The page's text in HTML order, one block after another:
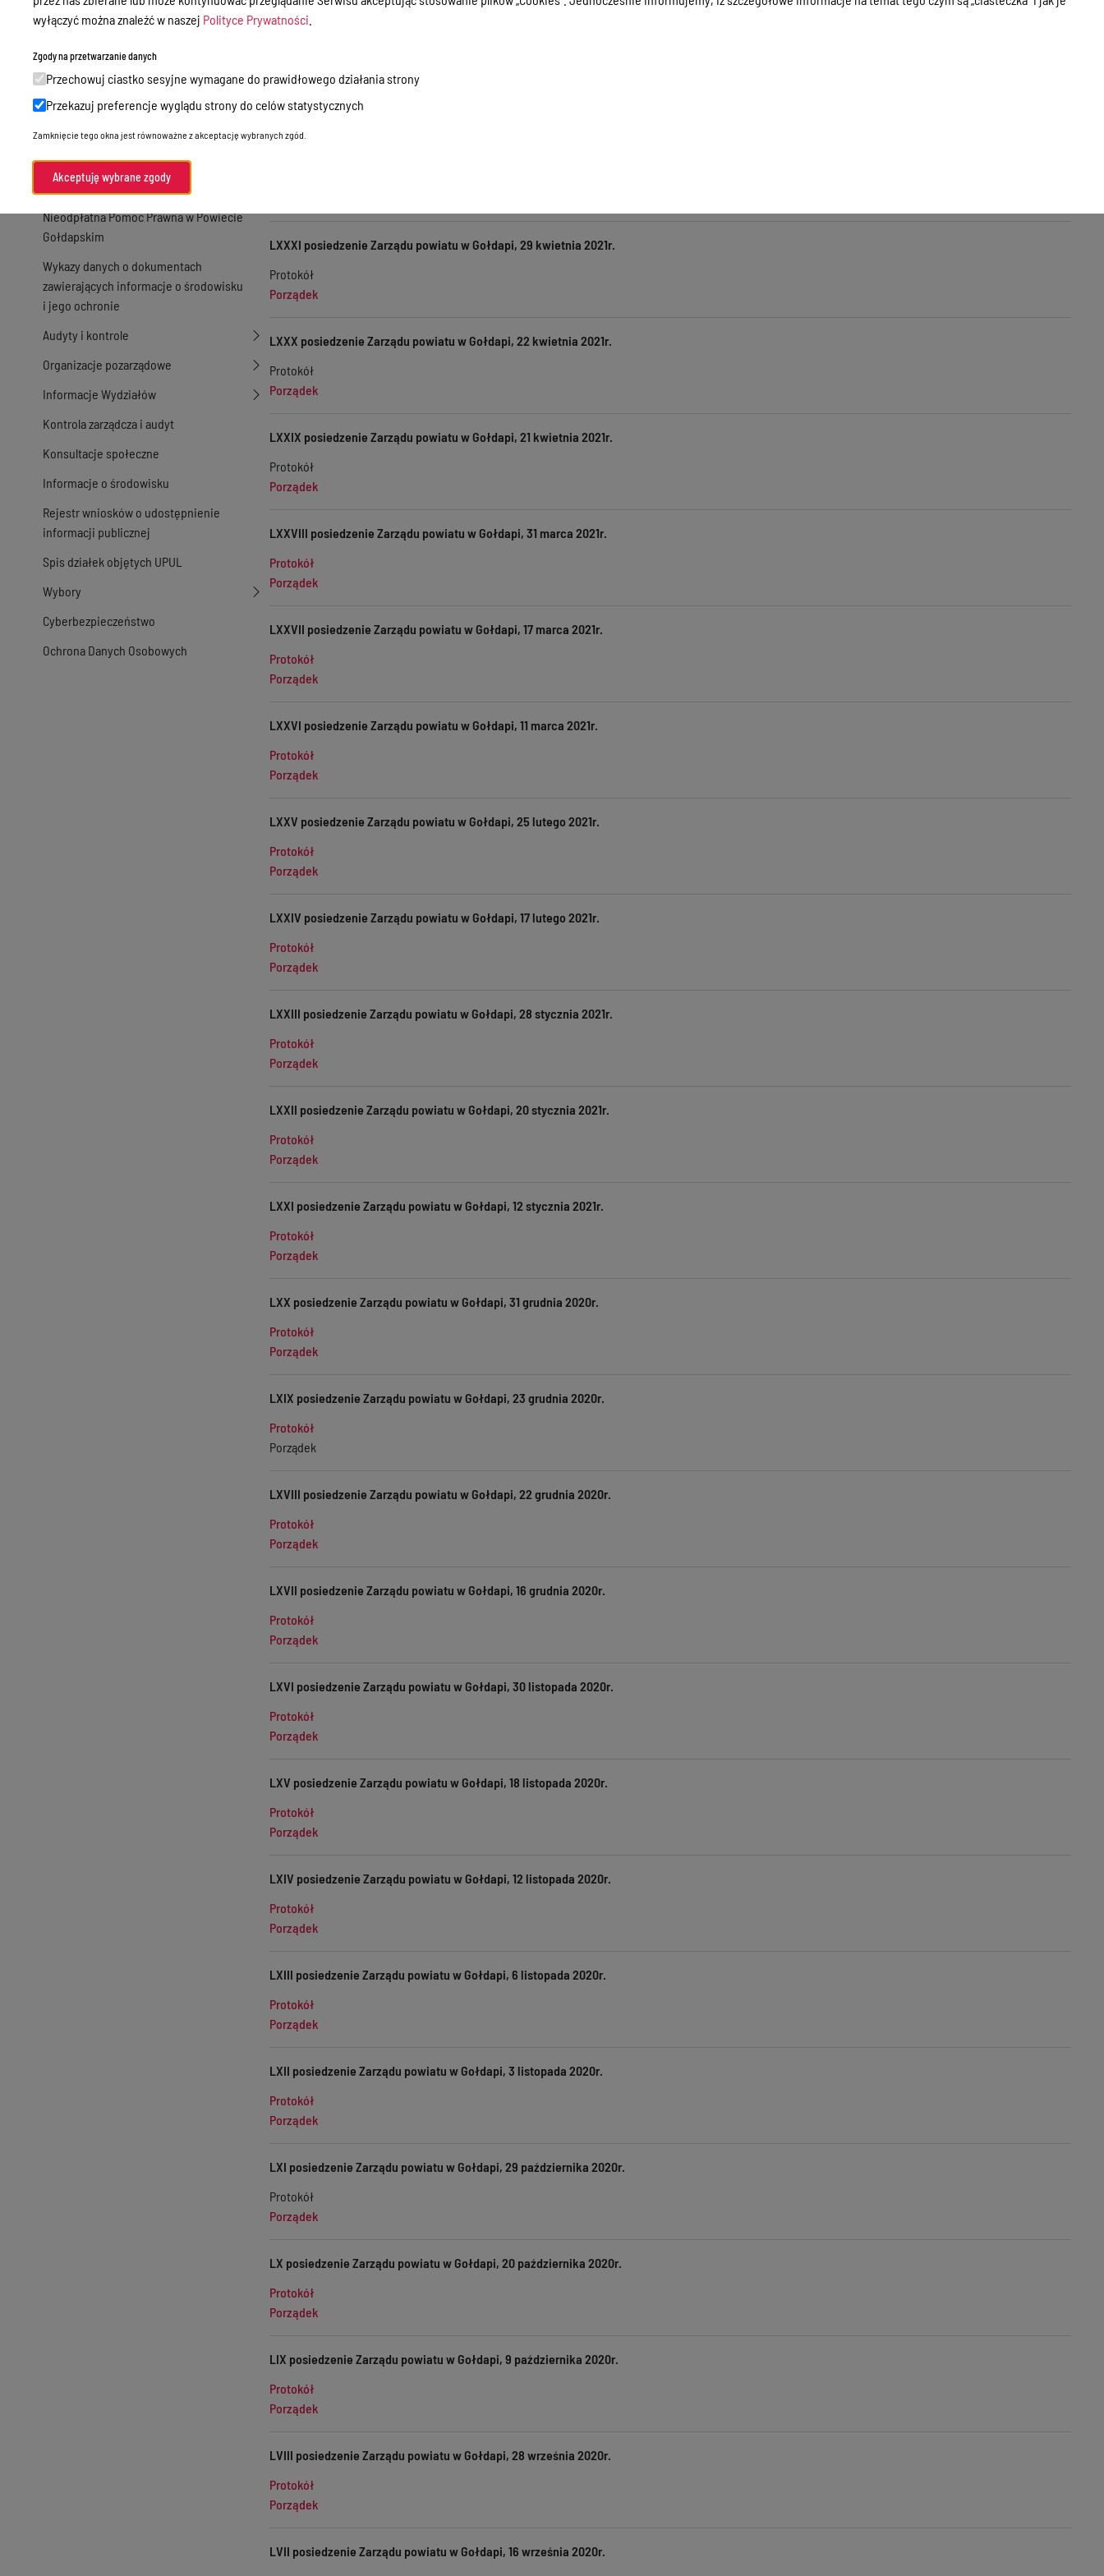
Zamówienia publiczne
Akty prawne
Informacje, konkursy, ogłoszenia
zamówień publicznych
Menu Podmiotowe
Nieodpłatna Pomoc Prawna w Powiecie
Gołdapskim
Wykazy danych o dokumentach
zawierających informacje o środowisku
i jego ochronie
Audyty i kontrole
Organizacje pozarządowe
Informacje Wydziałów
Kontrola zarządcza i audyt
Konsultacje społeczne
Informacje o środowisku
Rejestr wniosków o udostępnienie
informacji publicznej
Spis działek objętych UPUL
Wybory
Cyberbezpieczeństwo
Ochrona Danych Osobowych
Porządek
Protokół
Porządek
LXXXI posiedzenie Zarządu powiatu w Gołdapi, 29 kwietnia 2021r.
Protokół
Porządek
LXXX posiedzenie Zarządu powiatu w Gołdapi, 22 kwietnia 2021r.
Protokół
Porządek
LXXIX posiedzenie Zarządu powiatu w Gołdapi, 21 kwietnia 2021r.
Protokół
Porządek
LXXVIII posiedzenie Zarządu powiatu w Gołdapi, 31 marca 2021r.
Protokół
Porządek
LXXVII posiedzenie Zarządu powiatu w Gołdapi, 17 marca 2021r.
Protokół
Porządek
LXXVI posiedzenie Zarządu powiatu w Gołdapi, 11 marca 2021r.
Protokół
Porządek
LXXV posiedzenie Zarządu powiatu w Gołdapi, 25 lutego 2021r.
Protokół
Porządek
LXXIV posiedzenie Zarządu powiatu w Gołdapi, 17 lutego 2021r.
Protokół
Porządek
LXXIII posiedzenie Zarządu powiatu w Gołdapi, 28 stycznia 2021r.
Protokół
Porządek
LXXII posiedzenie Zarządu powiatu w Gołdapi, 20 stycznia 2021r.
Protokół
Porządek
LXXI posiedzenie Zarządu powiatu w Gołdapi, 12 stycznia 2021r.
Protokół
Porządek
LXX posiedzenie Zarządu powiatu w Gołdapi, 31 grudnia 2020r.
Protokół
Porządek
LXIX posiedzenie Zarządu powiatu w Gołdapi, 23 grudnia 2020r.
Protokół
Porządek
LXVIII posiedzenie Zarządu powiatu w Gołdapi, 22 grudnia 2020r.
Protokół
Porządek
LXVII posiedzenie Zarządu powiatu w Gołdapi, 16 grudnia 2020r.
Protokół
Porządek
LXVI posiedzenie Zarządu powiatu w Gołdapi, 30 listopada 2020r.
Protokół
Porządek
LXV posiedzenie Zarządu powiatu w Gołdapi, 18 listopada 2020r.
Protokół
Porządek
LXIV posiedzenie Zarządu powiatu w Gołdapi, 12 listopada 2020r.
Protokół
Porządek
LXIII posiedzenie Zarządu powiatu w Gołdapi, 6 listopada 2020r.
Protokół
Porządek
LXII posiedzenie Zarządu powiatu w Gołdapi, 3 listopada 2020r.
Protokół
Porządek
LXI posiedzenie Zarządu powiatu w Gołdapi, 29 października 2020r.
Protokół
Porządek
LX posiedzenie Zarządu powiatu w Gołdapi, 20 października 2020r.
Protokół
Porządek
LIX posiedzenie Zarządu powiatu w Gołdapi, 9 października 2020r.
Protokół
Porządek
LVIII posiedzenie Zarządu powiatu w Gołdapi, 28 września 2020r.
Protokół
Porządek
LVII posiedzenie Zarządu powiatu w Gołdapi, 16 września 2020r.
wyłączyć można znaleźć w naszej Polityce Prywatności
Zgody na przetwarzanie danych
Przechowuj ciastko sesyjne wymagane do prawidłowego działania strony
Przekazuj preferencje wyglądu strony do celów statystycznych
Zamknięcie tego okna jest równoważne z akceptację wybranych zgód.
Akceptuję wybrane zgody